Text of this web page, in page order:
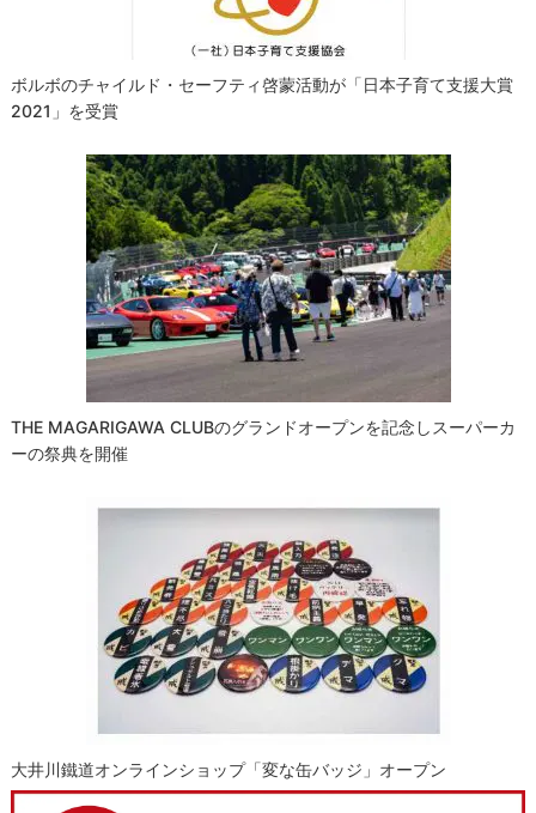
ボルボのチャイルド・セーフティ啓蒙活動が「日本子育て支援大賞
2021」を受賞
THE MAGARIGAWA CLUBのグランドオープンを記念しスーパーカ
ーの祭典を開催
大井川鐵道オンラインショップ「変な缶バッジ」オープン